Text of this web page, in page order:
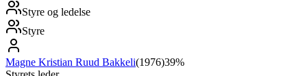
Styre og ledelse
Styre
Magne Kristian Ruud Bakkeli(1976)39%